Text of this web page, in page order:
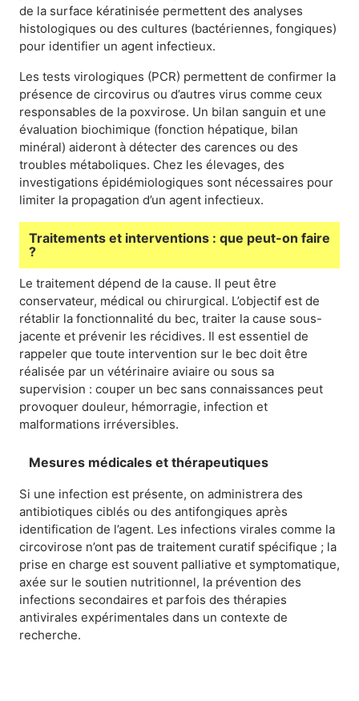
de la surface kératinisée permettent des analyses
histologiques ou des cultures (bactériennes, fongiques)
pour identifier un agent infectieux.
Les tests virologiques (PCR) permettent de confirmer la
présence de circovirus ou d’autres virus comme ceux
responsables de la poxvirose. Un bilan sanguin et une
évaluation biochimique (fonction hépatique, bilan
minéral) aideront à détecter des carences ou des
troubles métaboliques. Chez les élevages, des
investigations épidémiologiques sont nécessaires pour
limiter la propagation d’un agent infectieux.
Traitements et interventions : que peut-on faire
?
Le traitement dépend de la cause. Il peut être
conservateur, médical ou chirurgical. L’objectif est de
rétablir la fonctionnalité du bec, traiter la cause sous-
jacente et prévenir les récidives. Il est essentiel de
rappeler que toute intervention sur le bec doit être
réalisée par un vétérinaire aviaire ou sous sa
supervision : couper un bec sans connaissances peut
provoquer douleur, hémorragie, infection et
malformations irréversibles.
Mesures médicales et thérapeutiques
Si une infection est présente, on administrera des
antibiotiques ciblés ou des antifongiques après
identification de l’agent. Les infections virales comme la
circovirose n’ont pas de traitement curatif spécifique ; la
prise en charge est souvent palliative et symptomatique,
axée sur le soutien nutritionnel, la prévention des
infections secondaires et parfois des thérapies
antivirales expérimentales dans un contexte de
recherche.